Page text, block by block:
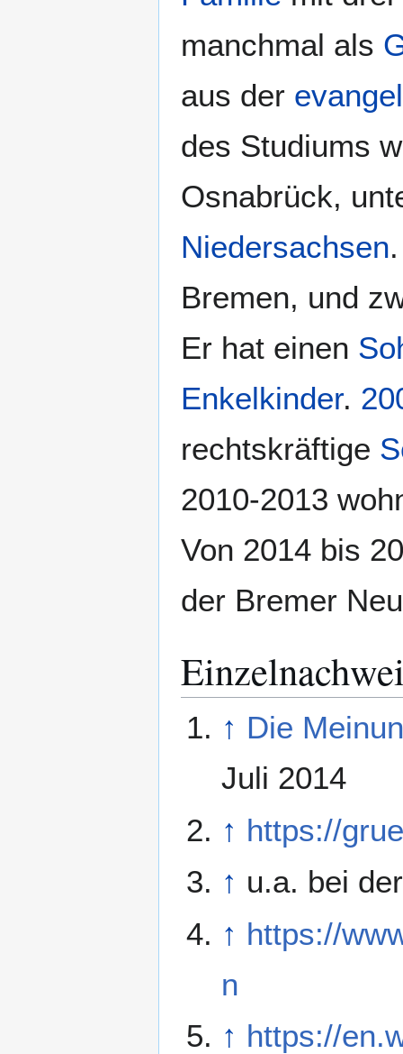
manchmal als
aus der
des Studiums
Osnabrück,
Niedersachsen
Bremen, und
Er hat einen
Enkelkinder.
rechtskräftige
2010-2013
Von 2014 bis
der Bremer
↑ Die
Juli 2014
↑ https://
↑ u.a. bei
↑ https://
n
↑ https://